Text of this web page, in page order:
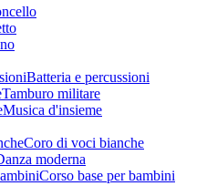
Batteria e percussioni
Tamburo militare
Musica d'insieme
Coro di voci bianche
moderna
Corso base per bambini